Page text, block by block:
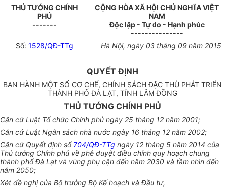
THỦ TƯỚNG CHÍNH
PHỦ
-------
CỘNG HÒA XÃ HỘI CHỦ NGHĨA VIỆT
NAM
Độc lập - Tự do - Hạnh phúc
---------------
Số: 1528/QĐ-TTg Hà Nội, ngày 03 tháng 09 năm 2015
QUYẾT ĐỊNH
BAN HÀNH MỘT SỐ CƠ CHẾ, CHÍNH SÁCH ĐẶC THÙ PHÁT TRIỂN
THÀNH PHỐ ĐÀ LẠT, TỈNH LÂM ĐỒNG
THỦ TƯỚNG CHÍNH PHỦ
Căn cứ Luật Tổ chức Chính phủ ngày 25 tháng 12 năm 2001;
Căn cứ Luật Ngân sách nhà nước ngày 16 tháng 12 năm 2002;
Căn cứ Quyết định số704/QĐ-TTg ngày 12 tháng 5 năm 2014 của
Thủ tướng Chính phủ về phê duyệt điều chỉnh quy hoạch chung
thành phố Đà Lạt và vùng phụ cận đến năm 2030 và tầm nhìn đến
năm 2050;
Xét đề nghị của Bộ trưởng Bộ Kế hoạch và Đầu tư,